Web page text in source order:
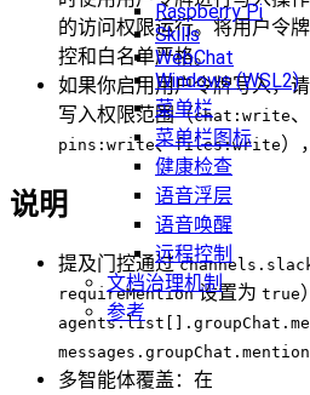
Raspberry Pi
Skills
WebChat
Windows (WSL2)
菜单栏
菜单栏图标
健康检查
语音浮层
语音唤醒
远程控制
文档治理机制
参考
的访问权限运行。将用户令
控和白名单严格。
如果你启用用户令牌写入，
写入权限范围（chat:write、
pins:write、files:write）
说明
提及门控通过
requireMention设置为 true
多智能体覆盖：在